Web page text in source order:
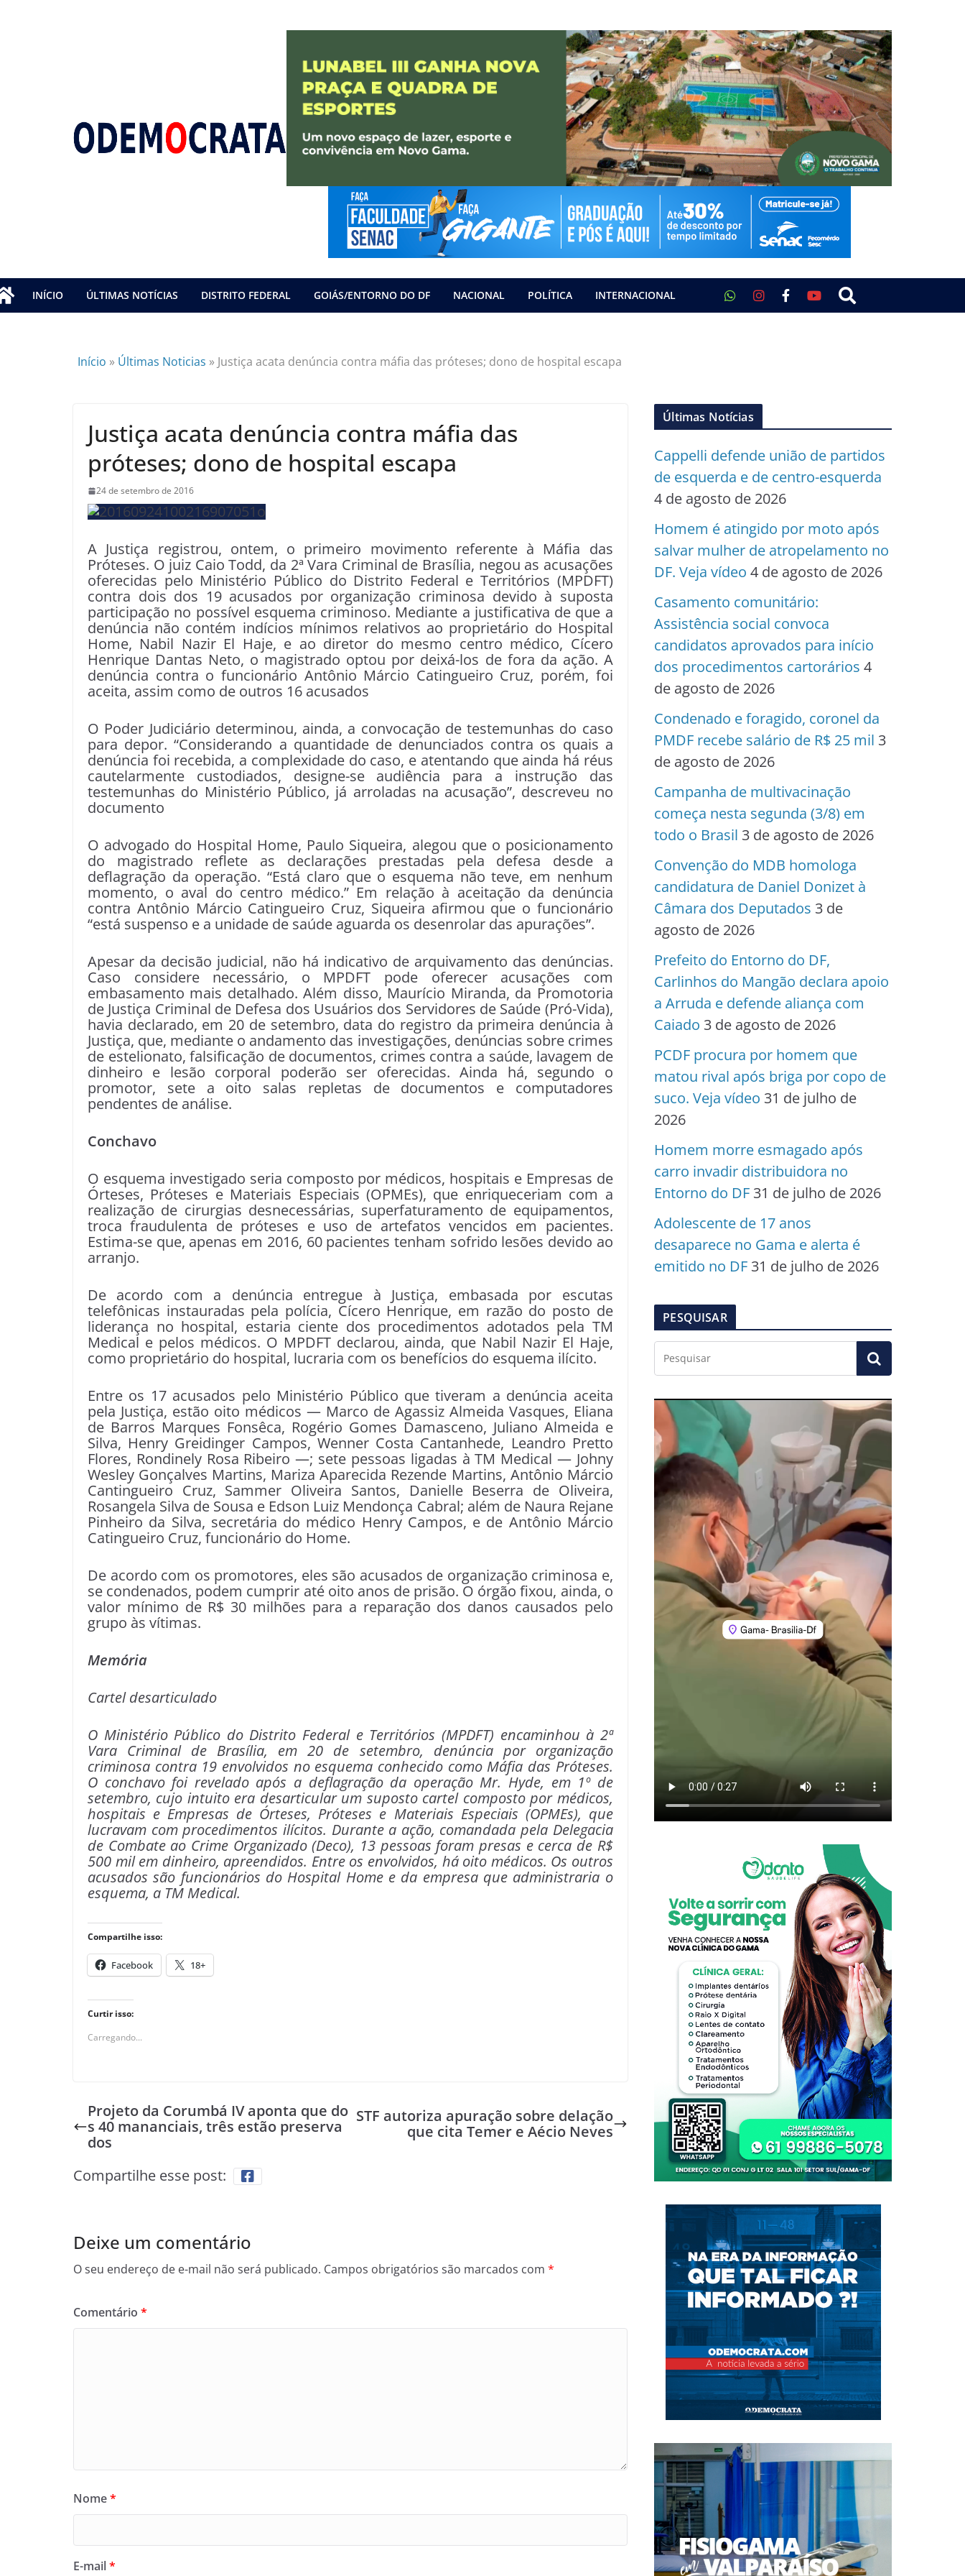
INÍCIO ÚLTIMAS NOTÍCIAS DISTRITO FEDERAL GOIÁS/ENTORNO DO DF NACIONAL POLÍTICA INTERNACIONAL
Início » Últimas Noticias » Justiça acata denúncia contra máfia das próteses; dono de hospital escapa
Justiça acata denúncia contra máfia das
próteses; dono de hospital escapa
24 de setembro de 2016
A Justiça registrou, ontem, o primeiro movimento referente à Máfia das
Próteses. O juiz Caio Todd, da 2ª Vara Criminal de Brasília, negou as acusações
oferecidas pelo Ministério Público do Distrito Federal e Territórios (MPDFT)
contra dois dos 19 acusados por organização criminosa devido à suposta
participação no possível esquema criminoso. Mediante a justificativa de que a
denúncia não contém indícios mínimos relativos ao proprietário do Hospital
Home, Nabil Nazir El Haje, e ao diretor do mesmo centro médico, Cícero
Henrique Dantas Neto, o magistrado optou por deixá-los de fora da ação. A
denúncia contra o funcionário Antônio Márcio Catingueiro Cruz, porém, foi
aceita, assim como de outros 16 acusados
O Poder Judiciário determinou, ainda, a convocação de testemunhas do caso
para depor. “Considerando a quantidade de denunciados contra os quais a
denúncia foi recebida, a complexidade do caso, e atentando que ainda há réus
cautelarmente custodiados, designe-se audiência para a instrução das
testemunhas do Ministério Público, já arroladas na acusação”, descreveu no
documento
O advogado do Hospital Home, Paulo Siqueira, alegou que o posicionamento
do magistrado reflete as declarações prestadas pela defesa desde a
deflagração da operação. “Está claro que o esquema não teve, em nenhum
momento, o aval do centro médico.” Em relação à aceitação da denúncia
contra Antônio Márcio Catingueiro Cruz, Siqueira afirmou que o funcionário
“está suspenso e a unidade de saúde aguarda os desenrolar das apurações”.
Apesar da decisão judicial, não há indicativo de arquivamento das denúncias.
Caso considere necessário, o MPDFT pode oferecer acusações com
embasamento mais detalhado. Além disso, Maurício Miranda, da Promotoria
de Justiça Criminal de Defesa dos Usuários dos Servidores de Saúde (Pró-Vida),
havia declarado, em 20 de setembro, data do registro da primeira denúncia à
Justiça, que, mediante o andamento das investigações, denúncias sobre crimes
de estelionato, falsificação de documentos, crimes contra a saúde, lavagem de
dinheiro e lesão corporal poderão ser oferecidas. Ainda há, segundo o
promotor, sete a oito salas repletas de documentos e computadores
pendentes de análise.
Conchavo
O esquema investigado seria composto por médicos, hospitais e Empresas de
Órteses, Próteses e Materiais Especiais (OPMEs), que enriqueceriam com a
realização de cirurgias desnecessárias, superfaturamento de equipamentos,
troca fraudulenta de próteses e uso de artefatos vencidos em pacientes.
Estima-se que, apenas em 2016, 60 pacientes tenham sofrido lesões devido ao
arranjo.
De acordo com a denúncia entregue à Justiça, embasada por escutas
telefônicas instauradas pela polícia, Cícero Henrique, em razão do posto de
liderança no hospital, estaria ciente dos procedimentos adotados pela TM
Medical e pelos médicos. O MPDFT declarou, ainda, que Nabil Nazir El Haje,
como proprietário do hospital, lucraria com os benefícios do esquema ilícito.
Entre os 17 acusados pelo Ministério Público que tiveram a denúncia aceita
pela Justiça, estão oito médicos — Marco de Agassiz Almeida Vasques, Eliana
de Barros Marques Fonsêca, Rogério Gomes Damasceno, Juliano Almeida e
Silva, Henry Greidinger Campos, Wenner Costa Cantanhede, Leandro Pretto
Flores, Rondinely Rosa Ribeiro —; sete pessoas ligadas à TM Medical — Johny
Wesley Gonçalves Martins, Mariza Aparecida Rezende Martins, Antônio Márcio
Cantingueiro Cruz, Sammer Oliveira Santos, Danielle Beserra de Oliveira,
Rosangela Silva de Sousa e Edson Luiz Mendonça Cabral; além de Naura Rejane
Pinheiro da Silva, secretária do médico Henry Campos, e de Antônio Márcio
Catingueiro Cruz, funcionário do Home.
De acordo com os promotores, eles são acusados de organização criminosa e,
se condenados, podem cumprir até oito anos de prisão. O órgão fixou, ainda, o
valor mínimo de R$ 30 milhões para a reparação dos danos causados pelo
grupo às vítimas.
Memória
Cartel desarticulado
O Ministério Público do Distrito Federal e Territórios (MPDFT) encaminhou à 2ª
Vara Criminal de Brasília, em 20 de setembro, denúncia por organização
criminosa contra 19 envolvidos no esquema conhecido como Máfia das Próteses.
O conchavo foi revelado após a deflagração da operação Mr. Hyde, em 1º de
setembro, cujo intuito era desarticular um suposto cartel composto por médicos,
hospitais e Empresas de Órteses, Próteses e Materiais Especiais (OPMEs), que
lucravam com procedimentos ilícitos. Durante a ação, comandada pela Delegacia
de Combate ao Crime Organizado (Deco), 13 pessoas foram presas e cerca de R$
500 mil em dinheiro, apreendidos. Entre os envolvidos, há oito médicos. Os outros
acusados são funcionários do Hospital Home e da empresa que administraria o
esquema, a TM Medical.
Compartilhe isso:
Facebook 18+
Curtir isso:
Carregando...
Projeto da Corumbá IV aponta que do
s 40 mananciais, três estão preserva
dos
STF autoriza apuração sobre delação
que cita Temer e Aécio Neves
Compartilhe esse post:
Deixe um comentário
O seu endereço de e-mail não será publicado. Campos obrigatórios são marcados com *
Comentário *
Nome*
E-mail*
Últimas Notícias
Cappelli defende união de partidos
de esquerda e de centro-esquerda
4 de agosto de 2026
Homem é atingido por moto após
salvar mulher de atropelamento no
DF. Veja vídeo 4 de agosto de 2026
Casamento comunitário:
Assistência social convoca
candidatos aprovados para início
dos procedimentos cartorários 4
de agosto de 2026
Condenado e foragido, coronel da
PMDF recebe salário de R$ 25 mil 3
de agosto de 2026
Campanha de multivacinação
começa nesta segunda (3/8) em
todo o Brasil 3 de agosto de 2026
Convenção do MDB homologa
candidatura de Daniel Donizet à
Câmara dos Deputados 3 de
agosto de 2026
Prefeito do Entorno do DF,
Carlinhos do Mangão declara apoio
a Arruda e defende aliança com
Caiado 3 de agosto de 2026
PCDF procura por homem que
matou rival após briga por copo de
suco. Veja vídeo 31 de julho de
2026
Homem morre esmagado após
carro invadir distribuidora no
Entorno do DF 31 de julho de 2026
Adolescente de 17 anos
desaparece no Gama e alerta é
emitido no DF 31 de julho de 2026
PESQUISAR